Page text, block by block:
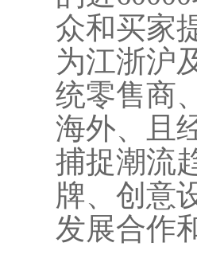
众和买家
为江浙沪
统零售商
海外、且
捕捉潮流
牌、创意
发展合作